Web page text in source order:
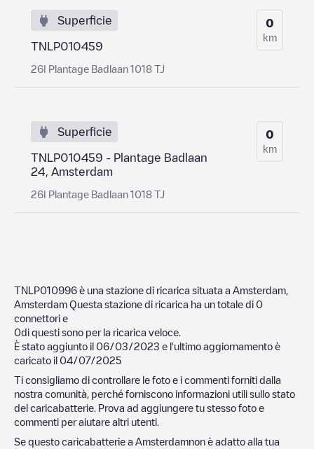
Superficie
TNLP010459
26I Plantage Badlaan 1018 TJ
0
km
Superficie
TNLP010459 - Plantage Badlaan
24, Amsterdam
26I Plantage Badlaan 1018 TJ
0
km
TNLP010996 è una stazione di ricarica situata a Amsterdam
Amsterdam Questa stazione di ricarica ha un totale di 0
connettori e
0di questi sono per la ricarica veloce.
È stato aggiunto il 06/03/2023 e l'ultimo aggiornamento è
caricato il 04/07/2025
Ti consigliamo di controllare le foto e i commenti forniti dalla
nostra comunità, perché forniscono informazioni utili sullo stato
del caricabatterie. Prova ad aggiungere tu stesso foto e
commenti per aiutare altri utenti.
Se questo caricabatterie a Amsterdamnon è adatto alla tua